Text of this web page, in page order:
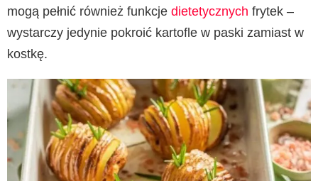
mogą pełnić również funkcje dietetycznych frytek –
wystarczy jedynie pokroić kartofle w paski zamiast w
kostkę.